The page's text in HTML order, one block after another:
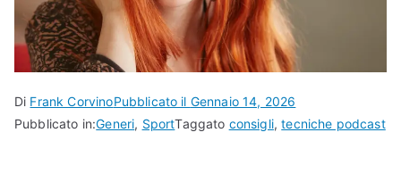
Di Frank CorvinoPubblicato il Gennaio 14, 2026
Pubblicato in:Generi, SportTaggato consigli,tecniche podcast